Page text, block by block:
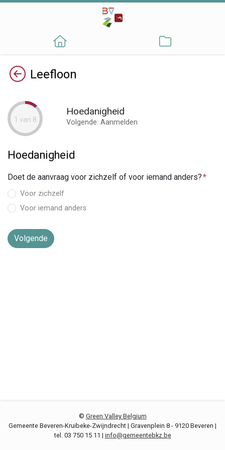
Terug Leefloon
1 van 8
Hoedanigheid
Volgende: Aanmelden
Hoedanigheid
Doet de aanvraag voor zichzelf of voor iemand anders?
Voor zichzelf
Voor iemand anders
Volgende
© Green Valley Belgium
Gemeente Beveren-Kruibeke-Zwijndrecht | Gravenplein 8 - 9120 Beveren |
tel. 03 750 15 11 | info@gemeentebkz.be